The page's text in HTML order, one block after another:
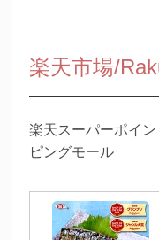
楽天市場/
楽天スーパーポイ
ピングモール